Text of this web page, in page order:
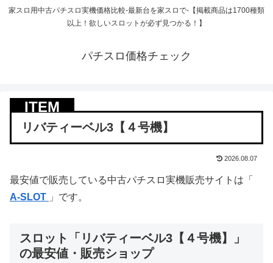
家スロ用中古パチスロ実機価格比較-最新台を家スロで-【掲載商品は1700種類
以上！欲しいスロットが必ず見つかる！】
パチスロ価格チェック
リバティーベル3【４号機】
2026.08.07
最安値で販売している中古パチスロ実機販売サイトは「
A-SLOT 」です。
スロット「リバティーベル3【４号機】」
の最安値・販売ショップ